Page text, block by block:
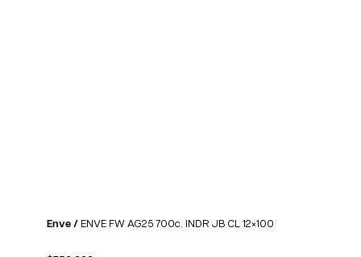
Enve / ENVE FW AG25 700c. INDR JB CL 12×100